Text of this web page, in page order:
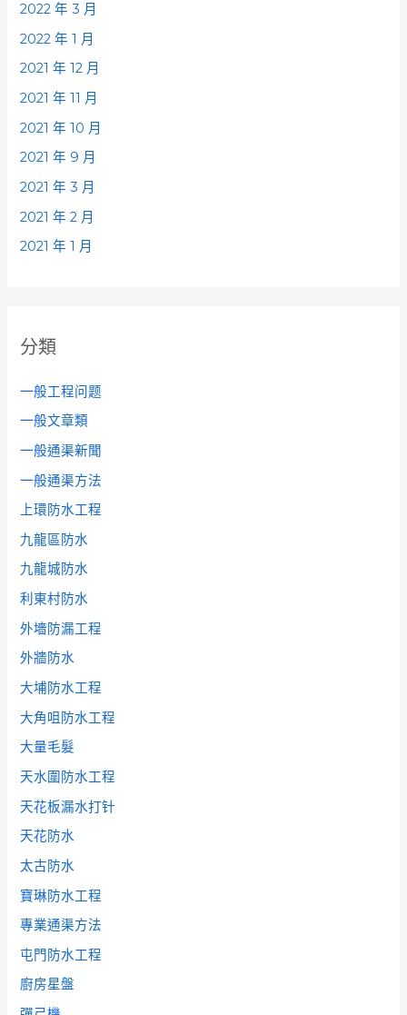
2022 年 3 月
2022 年 1 月
2021 年 12 月
2021 年 11 月
2021 年 10 月
2021 年 9 月
2021 年 3 月
2021 年 2 月
2021 年 1 月
分類
一般工程问题
一般文章類
一般通渠新聞
一般通渠方法
上環防水工程
九龍區防水
九龍城防水
利東村防水
外墻防漏工程
外牆防水
大埔防水工程
大角咀防水工程
大量毛髮
天水圍防水工程
天花板漏水打针
天花防水
太古防水
寶琳防水工程
專業通渠方法
屯門防水工程
廚房星盤